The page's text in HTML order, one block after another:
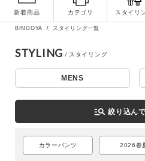
新着商品 カテゴリ スタイリ
詳
BINGOYA スタイリング一覧
STYLING
MENS
manage_search 絞り込ん
カラーパンツ 2026春